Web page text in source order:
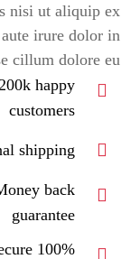
nisi ut aliquip ex
irure dolor in
cillum dolore eu.
happy
customers
shipping
back
guarantee
Secure